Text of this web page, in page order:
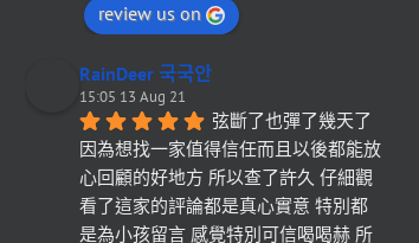
review us on
RainDeer 국국안
15:05 13 Aug 21
弦斷了也彈了幾天了
因為想找一家值得信任而且以後都能放
心回顧的好地方 所以查了許久 仔細觀
看了這家的評論都是真心實意 特別都
是為小孩留言 感覺特別可信喝喝赫 所